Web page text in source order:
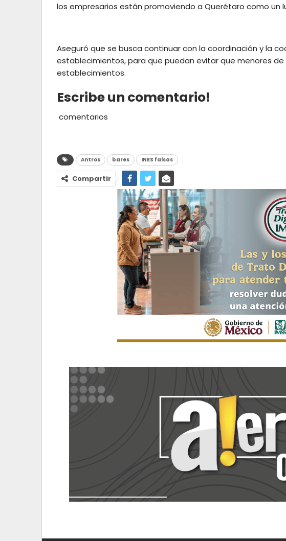
los empresarios están promoviendo a Querétaro como un
Aseguró que se busca continuar con la coordinación y la
establecimientos, para que puedan evitar que menores
establecimientos.
Escribe un comentario!
comentarios
Antros bares INES falsas
Compartir